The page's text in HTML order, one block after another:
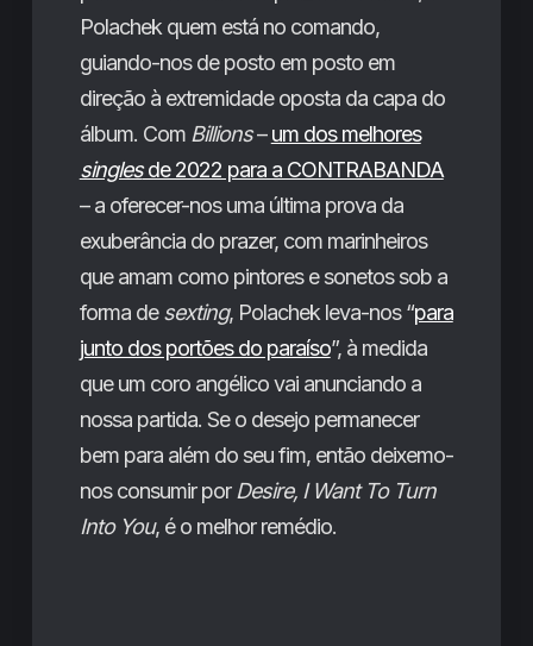
Polachek quem está no comando,
guiando-nos de posto em posto em
direção à extremidade oposta da capa do
álbum. Com Billions–um dos melhores
singlesde 2022 para a CONTRABANDA
– a oferecer-nos uma última prova da
exuberância do prazer, com marinheiros
que amam como pintores e sonetos sob a
forma desexting, Polachek leva-nos “para
junto dos portões do paraíso”, à medida
que um coro angélico vai anunciando a
nossa partida. Se o desejo permanecer
bem para além do seu fim, então deixemo-
nos consumir por Desire, I Want To Turn
Into You, é o melhor remédio.